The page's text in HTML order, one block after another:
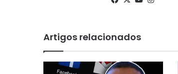
Artigos relacionados